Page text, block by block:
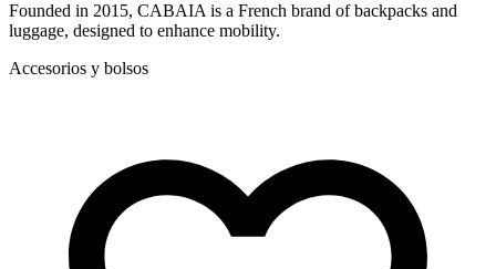
Founded in 2015, CABAIA is a French brand of backpacks and
luggage, designed to enhance mobility.
Accesorios y bolsos